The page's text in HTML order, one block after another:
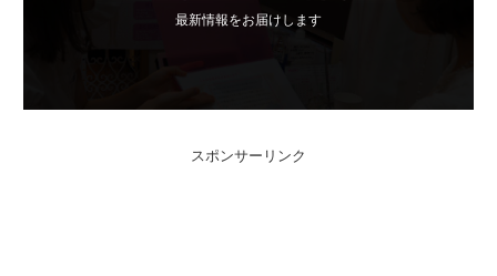
最新情報をお届けします
スポンサーリンク